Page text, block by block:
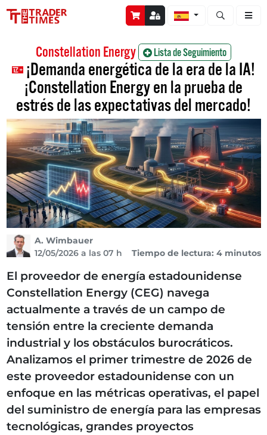
Abrir
Constellation Energy Lista de Seguimiento
¡Demanda energética de la era de la IA!
¡Constellation Energy en la prueba de
estrés de las expectativas del mercado!
A. Wimbauer
12/05/2026 a las 07 h
Tiempo de lectura: 4 minutos
El proveedor de energía estadounidense
Constellation Energy (CEG) navega
actualmente a través de un campo de
tensión entre la creciente demanda
industrial y los obstáculos burocráticos.
Analizamos el primer trimestre de 2026 de
este proveedor estadounidense con un
enfoque en las métricas operativas, el papel
del suministro de energía para las empresas
tecnológicas, grandes proyectos